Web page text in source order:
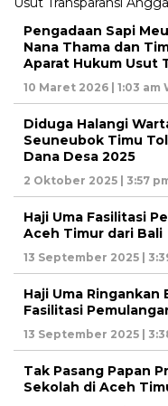
Pengadaan Sapi
Nana Thama dan
Aparat Hukum Usut
10 Maret 2026 | 1:03 am
Diduga Halangi
Seuneubok Timu
Dana Desa 2025
2 Oktober 2025 | 3:57
Haji Uma Fasilitasi
Aceh Timur dari Bali
13 September 2025 |
Haji Uma
Fasilitasi
13 September 2025 |
Tak Pasang Papan
Sekolah di Aceh